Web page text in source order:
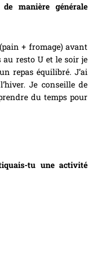
manière générale
+ fromage) avant
resto U et le soir je
repas équilibré. J’ai
Je conseille de
du temps pour
tu une activité